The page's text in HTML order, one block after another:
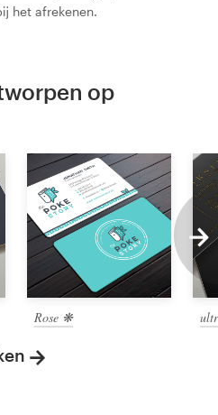
het afrekenen.
op
Rose ❋